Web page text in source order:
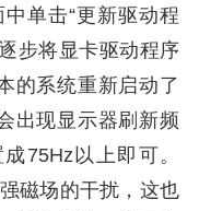
单击“更新驱动程
步将显卡驱动程序
的系统重新启动了
出现显示器刷新频
75Hz以上即可。
磁场的干扰，这也